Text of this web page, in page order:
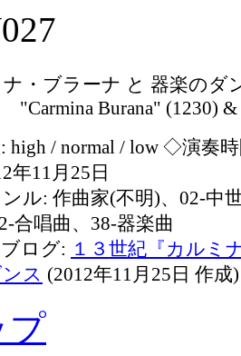
・ブラーナ と 器楽のダ
Burana" (1230) &
high / normal / low ◇演奏時
年11月25日
ル: 作曲家(不明)、02-中
合唱曲、38-器楽曲
ログ: １３世紀『カルミ
ス (2012年11月25日 作
プ